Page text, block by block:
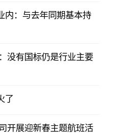
内：与去年同期基本持
没有国标仍是行业主要
了
开展迎新春主题航班活